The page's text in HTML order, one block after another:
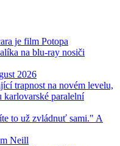
je film Potopa
na blu-ray nosiči
2026
trapnost na novém levelu,
karlovarské paralelní
to už zvládnuť sami." A
Neill